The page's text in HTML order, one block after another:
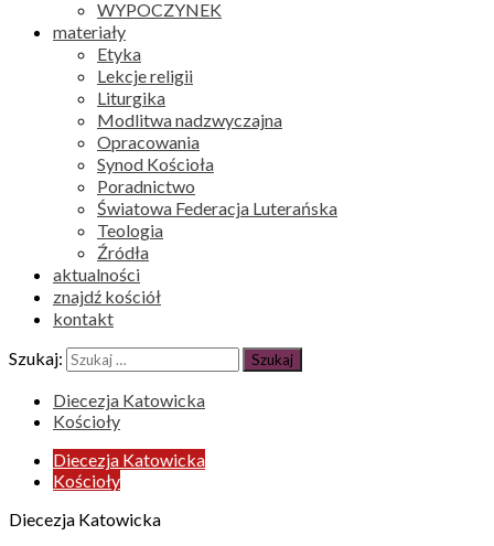
WYPOCZYNEK
materiały
Etyka
Lekcje religii
Liturgika
Modlitwa nadzwyczajna
Opracowania
Synod Kościoła
Poradnictwo
Światowa Federacja Luterańska
Teologia
Źródła
aktualności
znajdź kościół
kontakt
Szukaj:
Diecezja Katowicka
Kościoły
Diecezja Katowicka
Kościoły
Diecezja Katowicka